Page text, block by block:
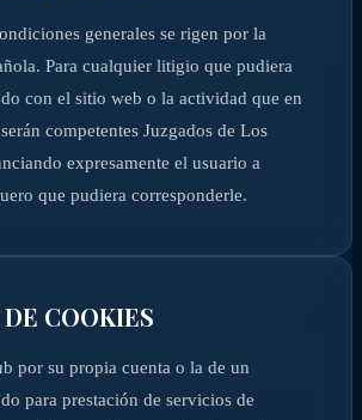
generales se rigen por la
Para cualquier litigio que pudiera
con el sitio web o la actividad que en
competentes Juzgados de Los
expresamente el usuario a
que pudiera corresponderle.
COOKIES
por su propia cuenta o la de un
para prestación de servicios de